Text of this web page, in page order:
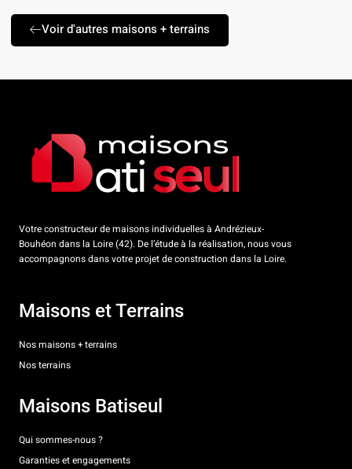
Voir d'autres maisons + terrains
Votre constructeur de maisons individuelles à Andrézieux-
Bouhéon dans la Loire (42). De l’étude à la réalisation, nous vous
accompagnons dans votre projet de construction dans la Loire.
Maisons et Terrains
Nos maisons + terrains
Nos terrains
Maisons Batiseul
Qui sommes-nous ?
Garanties et engagements